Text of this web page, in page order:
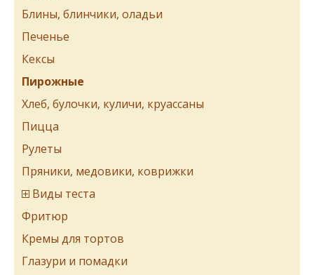
Блины, блинчики, оладьи
Печенье
Кексы
Пирожные
Хлеб, булочки, куличи, круассаны
Пицца
Рулеты
Пряники, медовики, коврижки
Виды теста
Фритюр
Кремы для тортов
Глазури и помадки